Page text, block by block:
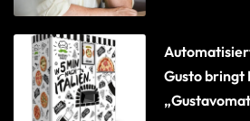
Gusto bringt